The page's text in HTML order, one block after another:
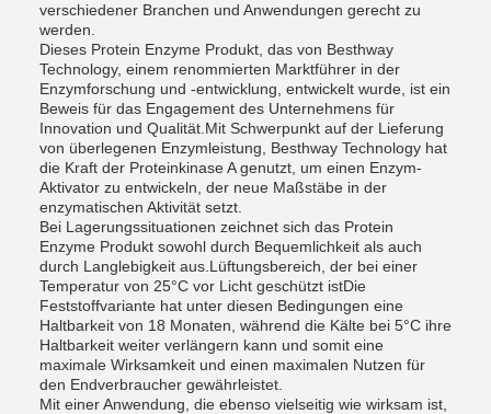
verschiedener Branchen und Anwendungen gerecht zu
werden.
Dieses Protein Enzyme Produkt, das von Besthway
Technology, einem renommierten Marktführer in der
Enzymforschung und -entwicklung, entwickelt wurde, ist ein
Beweis für das Engagement des Unternehmens für
Innovation und Qualität.Mit Schwerpunkt auf der Lieferung
von überlegenen Enzymleistung, Besthway Technology hat
die Kraft der Proteinkinase A genutzt, um einen Enzym-
Aktivator zu entwickeln, der neue Maßstäbe in der
enzymatischen Aktivität setzt.
Bei Lagerungssituationen zeichnet sich das Protein
Enzyme Produkt sowohl durch Bequemlichkeit als auch
durch Langlebigkeit aus.Lüftungsbereich, der bei einer
Temperatur von 25°C vor Licht geschützt istDie
Feststoffvariante hat unter diesen Bedingungen eine
Haltbarkeit von 18 Monaten, während die Kälte bei 5°C ihre
Haltbarkeit weiter verlängern kann und somit eine
maximale Wirksamkeit und einen maximalen Nutzen für
den Endverbraucher gewährleistet.
Mit einer Anwendung, die ebenso vielseitig wie wirksam ist,